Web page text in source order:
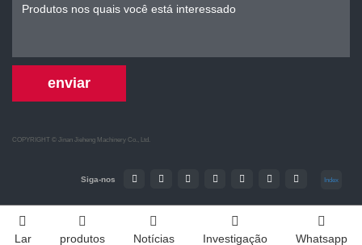
enviar
COPYRIGHT © Jinan Jieheng Machinery Co., Ltd.
Siga-nos Index
Lar produtos Notícias Investigação Whatsapp